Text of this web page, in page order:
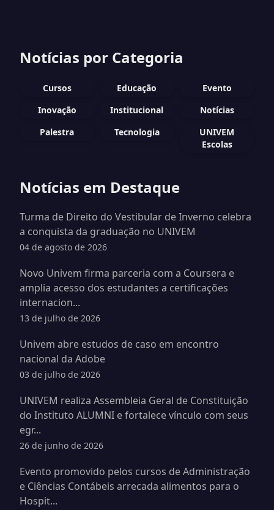
Notícias por Categoria
Cursos Educação
Evento
Inovação
Institucional
Notícias
Palestra
Tecnologia
UNIVEM
Escolas
Notícias em Destaque
Turma de Direito do Vestibular de Inverno celebra
a conquista da graduação no UNIVEM
04 de agosto de 2026
Novo Univem firma parceria com a Coursera e
amplia acesso dos estudantes a certificações
internacion...
13 de julho de 2026
Univem abre estudos de caso em encontro
nacional da Adobe
03 de julho de 2026
UNIVEM realiza Assembleia Geral de Constituição
do Instituto ALUMNI e fortalece vínculo com seus
egr...
26 de junho de 2026
Evento promovido pelos cursos de Administração
e Ciências Contábeis arrecada alimentos para o
Hospit...